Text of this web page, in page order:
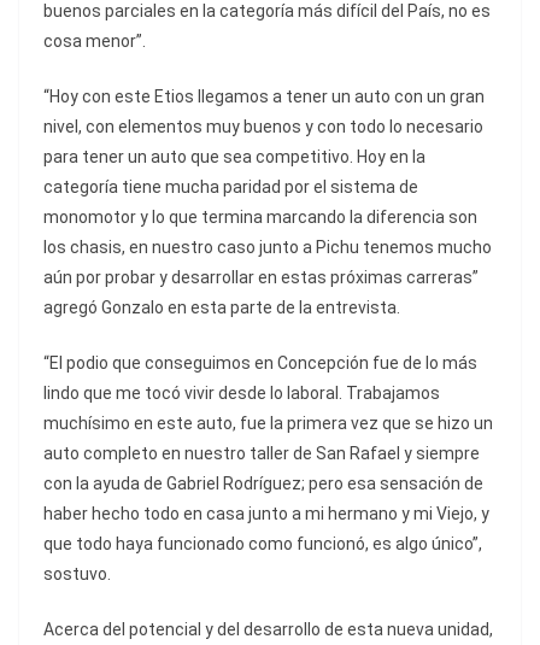
buenos parciales en la categoría más difícil del País, no es
cosa menor”.
“Hoy con este Etios llegamos a tener un auto con un gran
nivel, con elementos muy buenos y con todo lo necesario
para tener un auto que sea competitivo. Hoy en la
categoría tiene mucha paridad por el sistema de
monomotor y lo que termina marcando la diferencia son
los chasis, en nuestro caso junto a Pichu tenemos mucho
aún por probar y desarrollar en estas próximas carreras”
agregó Gonzalo en esta parte de la entrevista.
“El podio que conseguimos en Concepción fue de lo más
lindo que me tocó vivir desde lo laboral. Trabajamos
muchísimo en este auto, fue la primera vez que se hizo un
auto completo en nuestro taller de San Rafael y siempre
con la ayuda de Gabriel Rodríguez; pero esa sensación de
haber hecho todo en casa junto a mi hermano y mi Viejo, y
que todo haya funcionado como funcionó, es algo único”,
sostuvo.
Acerca del potencial y del desarrollo de esta nueva unidad,